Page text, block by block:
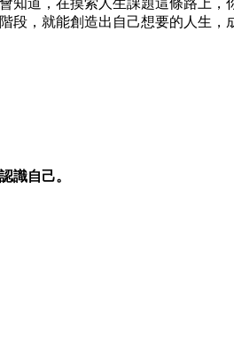
道，在摸索人生課題這條路上，
段，就能創造出自己想要的人生，
識自己。